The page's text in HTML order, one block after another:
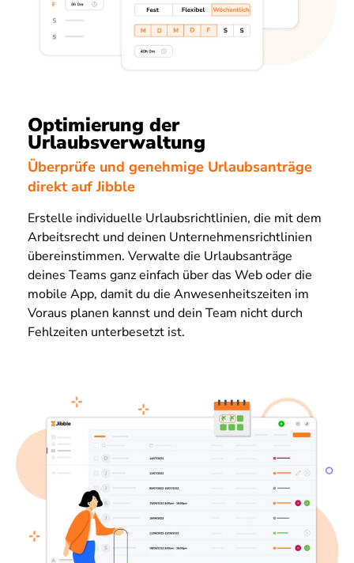
Optimierung der
Urlaubsverwaltung
Überprüfe und genehmige Urlaubsanträge
direkt auf Jibble
Erstelle individuelle Urlaubsrichtlinien, die mit dem
Arbeitsrecht und deinen Unternehmensrichtlinien
übereinstimmen. Verwalte die Urlaubsanträge
deines Teams ganz einfach über das Web oder die
mobile App, damit du die Anwesenheitszeiten im
Voraus planen kannst und dein Team nicht durch
Fehlzeiten unterbesetzt ist.